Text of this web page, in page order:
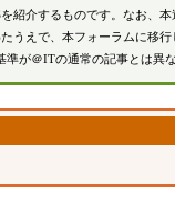
紹介するものです。なお、本
うえで、本フォーラムに移
が＠ITの通常の記事とは異